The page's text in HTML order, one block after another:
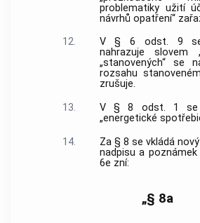
problematiky užití
návrhů opatření“
12.
V § 6 odst. 9 se
nahrazuje slovem
„stanovených“ se
rozsahu
zrušuje.
13.
V § 8 odst. 1 se
„energetické
14.
Za § 8 se vkládá
nadpisu a
6e zní:
„§ 8a